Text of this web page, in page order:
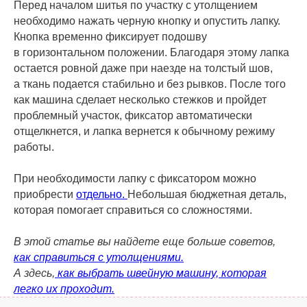
Перед началом шитья по участку с утолщением
необходимо нажать черную кнопку и опустить лапку.
Кнопка временно фиксирует подошву
в горизонтальном положении. Благодаря этому лапка
остается ровной даже при наезде на толстый шов,
а ткань подается стабильно и без рывков. После того
как машина сделает несколько стежков и пройдет
проблемный участок, фиксатор автоматически
отщелкнется, и лапка вернется к обычному режиму
работы.
При необходимости лапку с фиксатором можно
приобрести отдельно. Небольшая бюджетная деталь,
которая помогает справиться со сложностями.
В этой статье вы найдете еще больше советов,
как справиться с утолщениями.
А здесь, как выбрать швейную машину, которая
легко их проходит.